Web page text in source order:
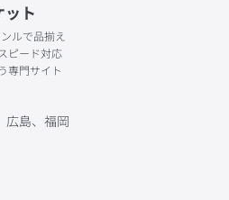
ト
ルで品揃え
ピード対応
専門サイト
広島、福岡